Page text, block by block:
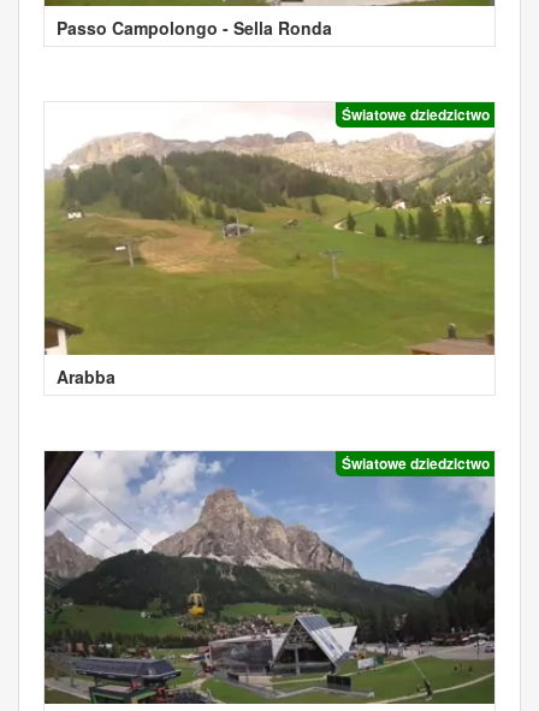
Passo Campolongo - Sella Ronda
Światowe dziedzictwo
Arabba
Światowe dziedzictwo